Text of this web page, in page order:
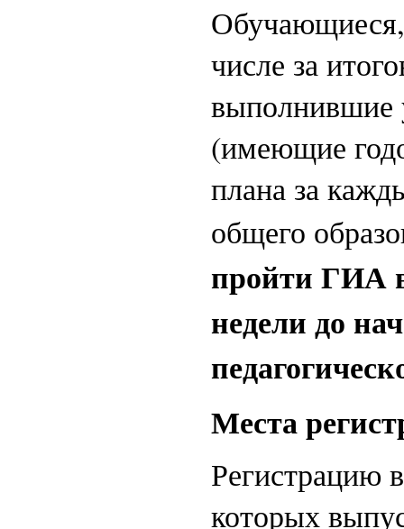
числе за
выполнившие
(имеющие
плана за
общего
пройти ГИА
недели до
Места
Регистрацию
которых